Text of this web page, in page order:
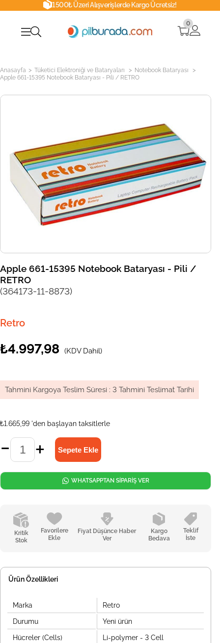
1500₺ Üzeri Alışverişlerde Kargo Ücretsiz!
0
Anasayfa > Tüketici Elektroniği ve Bataryaları > Notebook Bataryası >
Apple 661-15395 Notebook Bataryası - Pili / RETRO
Apple 661-15395 Notebook Bataryası - Pili /
RETRO
(364173-11-8873)
Retro
₺4.997,98 (KDV Dahil)
Tahmini Kargoya Teslim Süresi : 3 Tahmini Teslimat Tarihi
₺1.665,99 'den başlayan taksitlerle
Kritik
Stok
Favorilere
Ekle
Fiyat Düşünce Haber
Ver
Kargo
Bedava
Teklif
İste
WHATSAPPTAN SİPARİŞ VER
Ürün Özellikleri
Marka Retro
Durumu Yeni ürün
Hücreler (Cells) Li-polymer - 3 Cell